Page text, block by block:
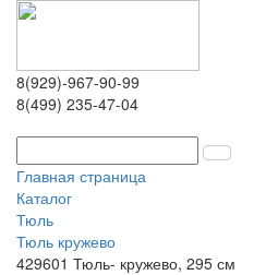
8(929)-967-90-99
8(499) 235-47-04
Главная страница
Каталог
Тюль
Тюль кружево
429601 Тюль- кружево, 295 см